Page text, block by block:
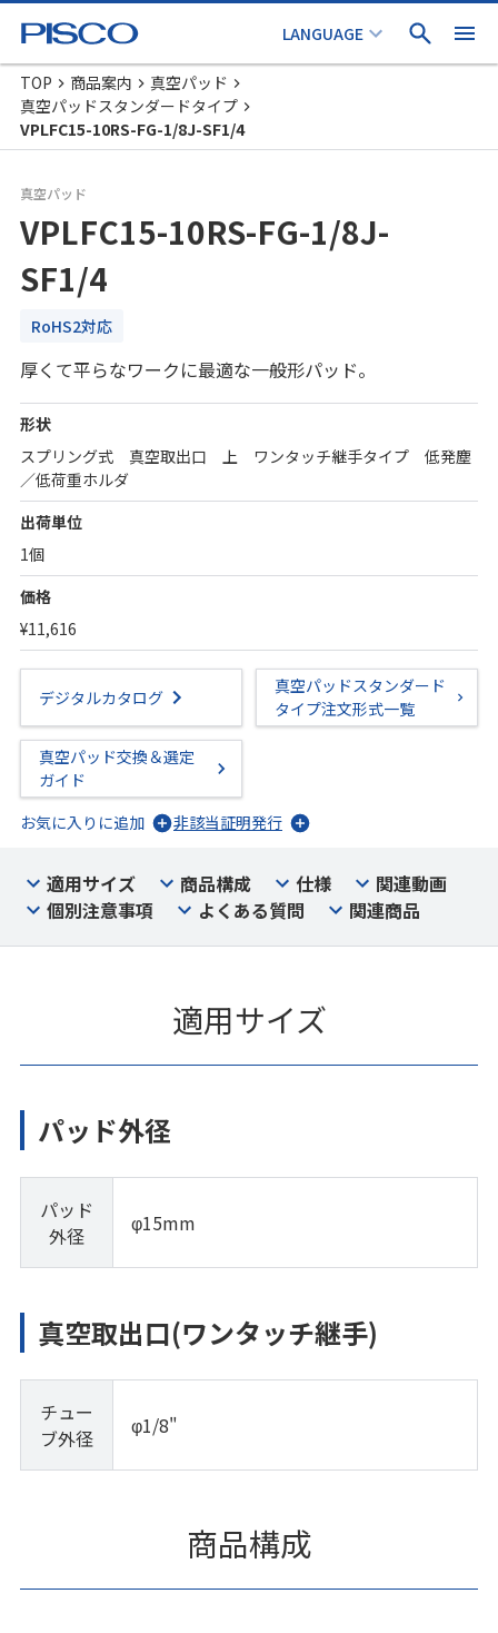
TOP 商品案内
真空パッド
真空パッドスタンダードタイプ
VPLFC15-10RS-FG-1/8J-SF1/4
真空パッド
VPLFC15-10RS-FG-1/8J-
SF1/4
RoHS2対応
厚くて平らなワークに最適な一般形パッド。
形状
スプリング式 真空取出口 上 ワンタッチ継手タイプ 低発塵
／低荷重ホルダ
出荷単位
1個
価格
¥11,616
デジタルカタログ
真空パッドスタンダード
タイプ注文形式一覧
真空パッド交換＆選定
ガイド
お気に入りに追加
非該当証明発行
適用サイズ 商品構成 仕様
関連動画
個別注意事項
よくある質問 関連商品
適用サイズ
パッド外径
パッド
外径
φ15mm
真空取出口(ワンタッチ継手)
チュー
ブ外径
φ1/8"
商品構成